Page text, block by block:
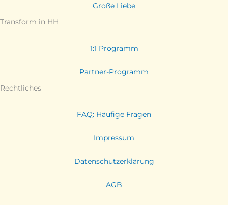
Große Liebe
Transform in HH
1:1 Programm
Partner-Programm
Rechtliches
FAQ: Häufige Fragen
Impressum
Datenschutzerklärung
AGB